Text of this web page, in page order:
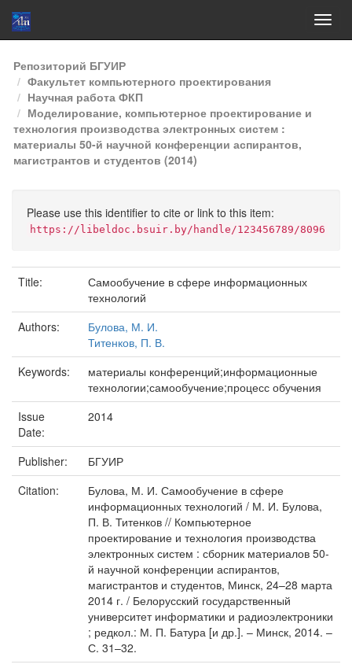
Skip
navigation
Репозиторий БГУИР
Факультет компьютерного проектирования
Научная работа ФКП
Моделирование, компьютерное проектирование и
технология производства электронных систем :
материалы 50-й научной конференции аспирантов,
магистрантов и студентов (2014)
Please use this identifier to cite or link to this item:
https://libeldoc.bsuir.by/handle/123456789/8096
Title:
Самообучение в сфере информационных
технологий
Authors:
Булова, М. И.
Титенков, П. В.
Keywords:
материалы конференций;информационные
технологии;самообучение;процесс обучения
Issue
Date:
2014
Publisher:
БГУИР
Citation:
Булова, М. И. Самообучение в сфере
информационных технологий / М. И. Булова,
П. В. Титенков // Компьютерное
проектирование и технология производства
электронных систем : сборник материалов 50-
й научной конференции аспирантов,
магистрантов и студентов, Минск, 24–28 марта
2014 г. / Белорусский государственный
университет информатики и радиоэлектроники
; редкол.: М. П. Батура [и др.]. – Минск, 2014. –
С. 31–32.